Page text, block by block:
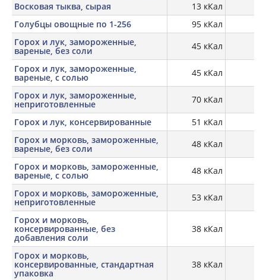
Восковая тыква, сырая
13 кКал
Голубцы овощные по 1-256
95 кКал
Горох и лук, замороженные,
вареные, без соли 45 кКал
Горох и лук, замороженные,
вареные, с солью 45 кКал
Горох и лук, замороженные,
неприготовленные 70 кКал
Горох и лук, консервированные
51 кКал
Горох и морковь, замороженные,
вареные, без соли 48 кКал
Горох и морковь, замороженные,
вареные, с солью 48 кКал
Горох и морковь, замороженные,
неприготовленные 53 кКал
Горох и морковь,
консервированные, без
добавления соли
38 кКал
Горох и морковь,
консервированные, стандартная
упаковка
38 кКал